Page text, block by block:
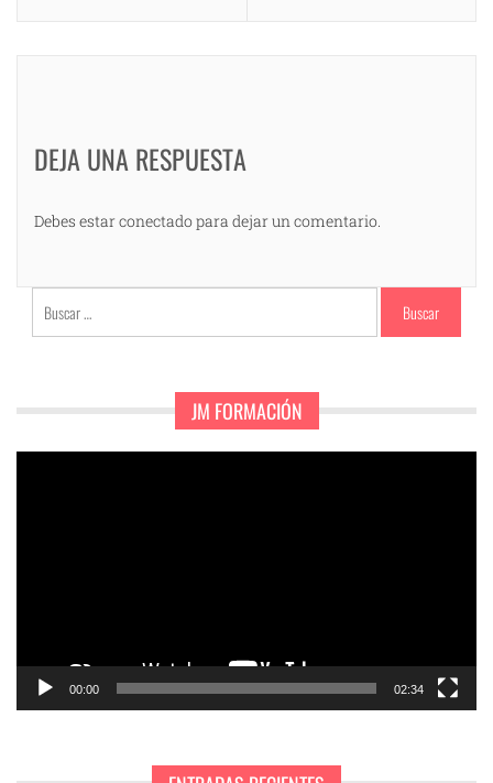
DEJA UNA RESPUESTA
Debes estar conectado para dejar un comentario.
Buscar:
JM FORMACIÓN
00:00 02:34